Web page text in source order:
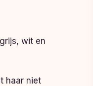
wit en
haar niet